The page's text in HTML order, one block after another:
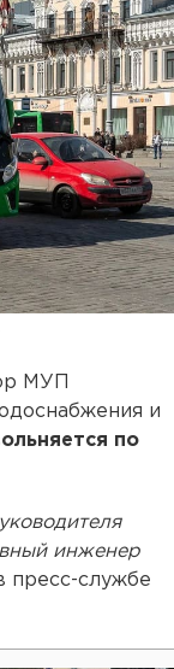
МУП
и
по
инженер
пресс-службе